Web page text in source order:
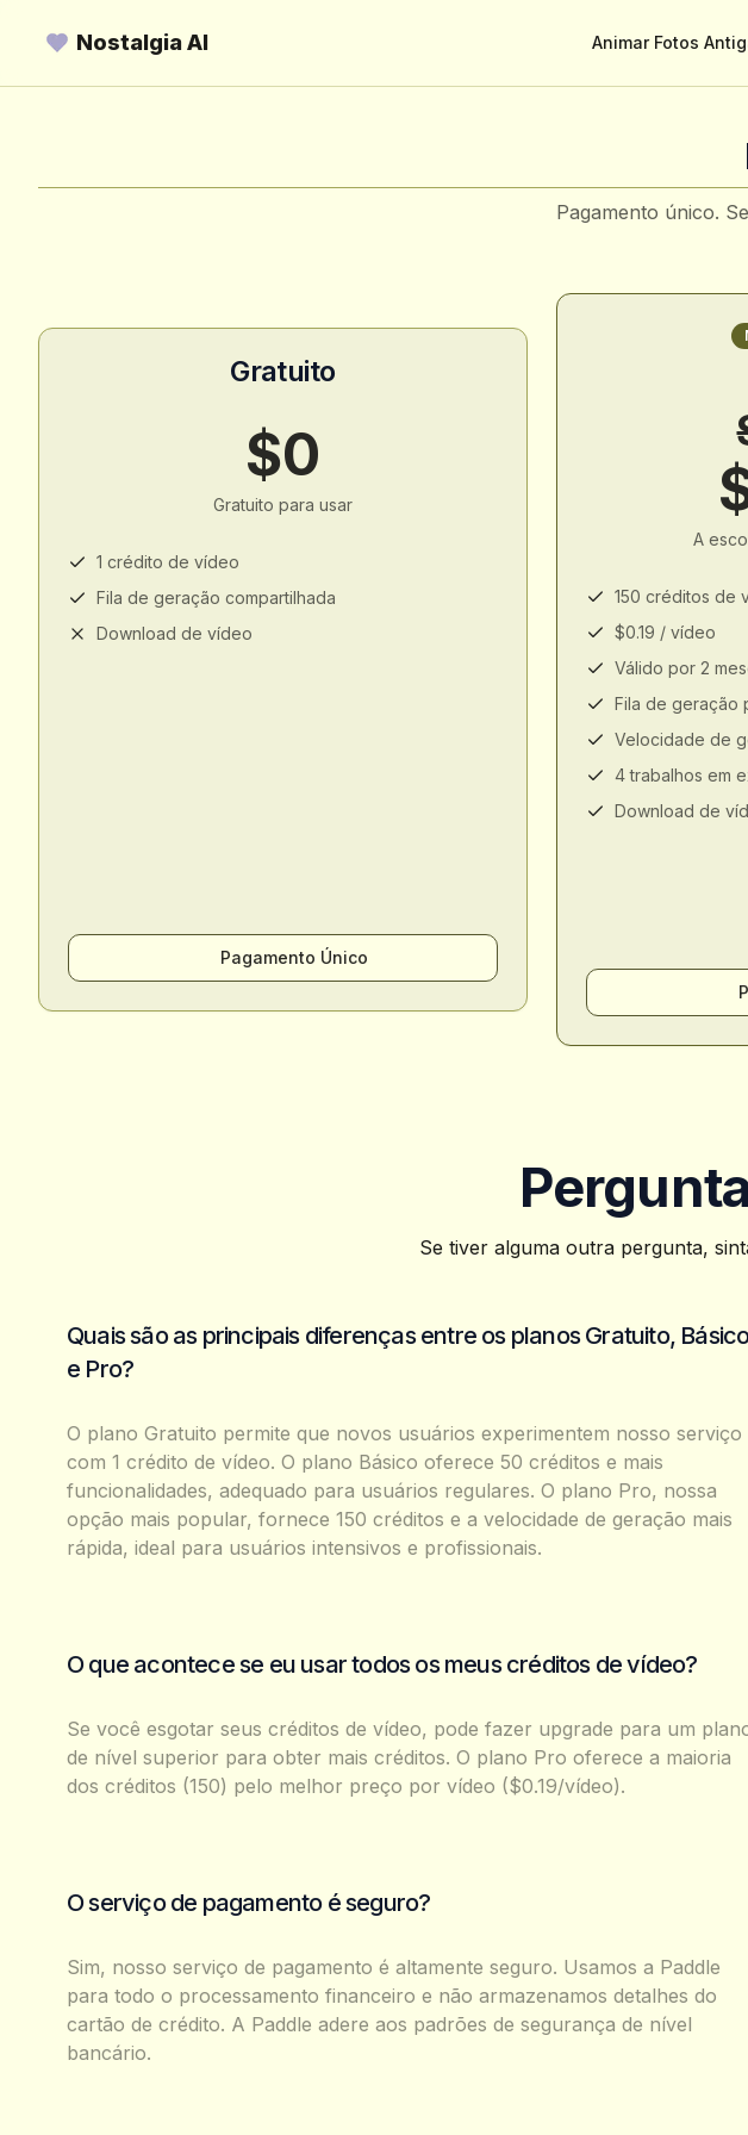
Nostalgia AI Animar Fotos
Pagamento único.
Gratuito
$0
Gratuito para usar
1 crédito de vídeo
Fila de geração compartilhada
Download de vídeo
Pagamento Único
A
150 créditos de
$0.19 / vídeo
Válido por 2
Fila de geração
Velocidade de
4 trabalhos em
Download de
Se tiver alguma outra pergunta,
Quais são as principais diferenças entre os planos Gratuito,
e Pro?
O plano Gratuito permite que novos usuários experimentem nosso serviço
com 1 crédito de vídeo. O plano Básico oferece 50 créditos e mais
funcionalidades, adequado para usuários regulares. O plano Pro, nossa
opção mais popular, fornece 150 créditos e a velocidade de geração mais
rápida, ideal para usuários intensivos e profissionais.
O que acontece se eu usar todos os meus créditos de vídeo?
Se você esgotar seus créditos de vídeo, pode fazer upgrade para um
de nível superior para obter mais créditos. O plano Pro oferece a maioria
dos créditos (150) pelo melhor preço por vídeo ($0.19/vídeo).
O serviço de pagamento é seguro?
Sim, nosso serviço de pagamento é altamente seguro. Usamos a Paddle
para todo o processamento financeiro e não armazenamos detalhes do
cartão de crédito. A Paddle adere aos padrões de segurança de nível
bancário.